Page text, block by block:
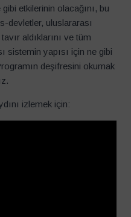
etkilerinin olacağını, bu
devletler, uluslararası
aldıklarını ve tüm
sistemin yapısı için ne gibi
deşifresini okumak
izlemek için: